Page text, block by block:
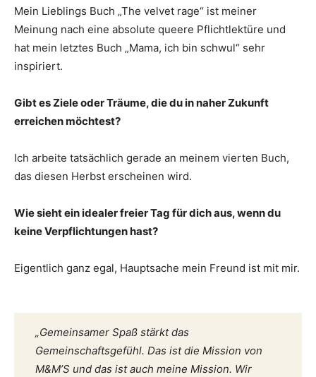
Mein Lieblings Buch „The velvet rage“ ist meiner
Meinung nach eine absolute queere Pflichtlektüre und
hat mein letztes Buch „Mama, ich bin schwul“ sehr
inspiriert.
Gibt es Ziele oder Träume, die du in naher Zukunft
erreichen möchtest?
Ich arbeite tatsächlich gerade an meinem vierten Buch,
das diesen Herbst erscheinen wird.
Wie sieht ein idealer freier Tag für dich aus, wenn du
keine Verpflichtungen hast?
Eigentlich ganz egal, Hauptsache mein Freund ist mit mir.
„Gemeinsamer Spaß stärkt das
Gemeinschaftsgefühl. Das ist die Mission von
M&M’S und das ist auch meine Mission. Wir